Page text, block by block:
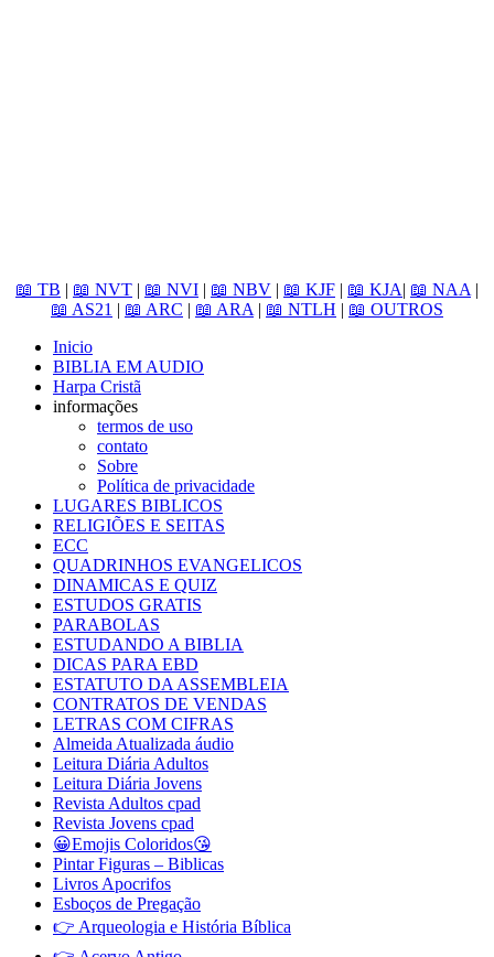
📖 TB | 📖 NVT | 📖 NVI | 📖 NBV | 📖 KJF | 📖 KJA| 📖 NAA |
📖 AS21 | 📖 ARC | 📖 ARA | 📖 NTLH | 📖 OUTROS
Inicio
BIBLIA EM AUDIO
Harpa Cristã
informações
termos de uso
contato
Sobre
Política de privacidade
LUGARES BIBLICOS
RELIGIÕES E SEITAS
ECC
QUADRINHOS EVANGELICOS
DINAMICAS E QUIZ
ESTUDOS GRATIS
PARABOLAS
ESTUDANDO A BIBLIA
DICAS PARA EBD
ESTATUTO DA ASSEMBLEIA
CONTRATOS DE VENDAS
LETRAS COM CIFRAS
Almeida Atualizada áudio
Leitura Diária Adultos
Leitura Diária Jovens
Revista Adultos cpad
Revista Jovens cpad
😀Emojis Coloridos😘
Pintar Figuras – Biblicas
Livros Apocrifos
Esboços de Pregação
👉 Arqueologia e História Bíblica